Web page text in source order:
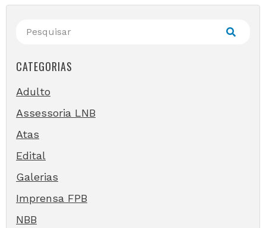
CATEGORIAS
Adulto
Assessoria LNB
Atas
Edital
Galerias
Imprensa FPB
NBB